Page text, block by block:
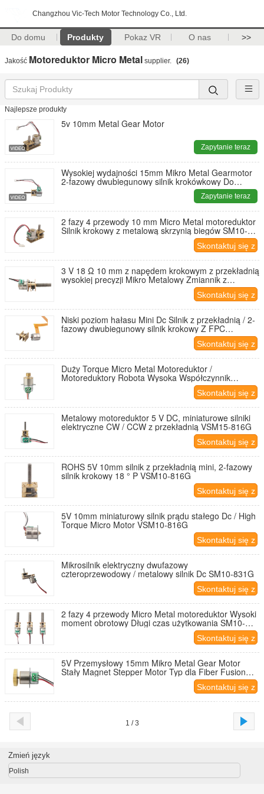
Changzhou Vic-Tech Motor Technology Co., Ltd.
Do domu Produkty Pokaz VR O nas >>
Jakość Motoreduktor Micro Metal supplier. (26)
Najlepsze produkty
5v 10mm Metal Gear Motor
Zapytanie teraz
Wysokiej wydajności 15mm Mikro Metal Gearmotor
2-fazowy dwubiegunowy silnik krokówkowy Do
Zapytanie teraz
2 fazy 4 przewody 10 mm Micro Metal motoreduktor
Silnik krokowy z metalową skrzynią biegów SM10-
Skontaktuj się z
nami
3 V 18 Ω 10 mm z napędem krokowym z przekładnią
wysokiej precyzji Mikro Metalowy Zmiannik z
Skontaktuj się z
nami
Niski poziom hałasu Mini Dc Silnik z przekładnią / 2-
fazowy dwubiegunowy silnik krokowy Z FPC
Skontaktuj się z
nami
Duży Torque Micro Metal Motoreduktor /
Motoreduktory Robota Wysoka Współczynnik
Skontaktuj się z
nami
Metalowy motoreduktor 5 V DC, miniaturowe silniki
elektryczne CW / CCW z przekładnią VSM15-816G
Skontaktuj się z
nami
ROHS 5V 10mm silnik z przekładnią mini, 2-fazowy
silnik krokowy 18 ° P VSM10-816G
Skontaktuj się z
nami
5V 10mm miniaturowy silnik prądu stałego Dc / High
Torque Micro Motor VSM10-816G
Skontaktuj się z
nami
Mikrosilnik elektryczny dwufazowy
czteroprzewodowy / metalowy silnik Dc SM10-831G
Skontaktuj się z
nami
2 fazy 4 przewody Micro Metal motoreduktor Wysoki
moment obrotowy Długi czas użytkowania SM10-
Skontaktuj się z
nami
5V Przemysłowy 15mm Mikro Metal Gear Motor
Stały Magnet Stepper Motor Typ dla Fiber Fusion
Skontaktuj się z
nami
1 / 3
Zmień język
Polish